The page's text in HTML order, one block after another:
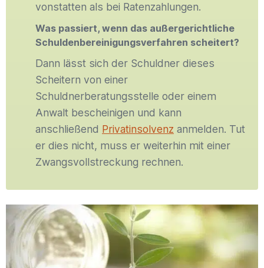
vonstatten als bei Ratenzahlungen.
Was passiert, wenn das außergerichtliche
Schuldenbereinigungsverfahren scheitert?
Dann lässt sich der Schuldner dieses
Scheitern von einer
Schuldnerberatungsstelle oder einem
Anwalt bescheinigen und kann
anschließend Privatinsolvenz anmelden. Tut
er dies nicht, muss er weiterhin mit einer
Zwangsvollstreckung rechnen.